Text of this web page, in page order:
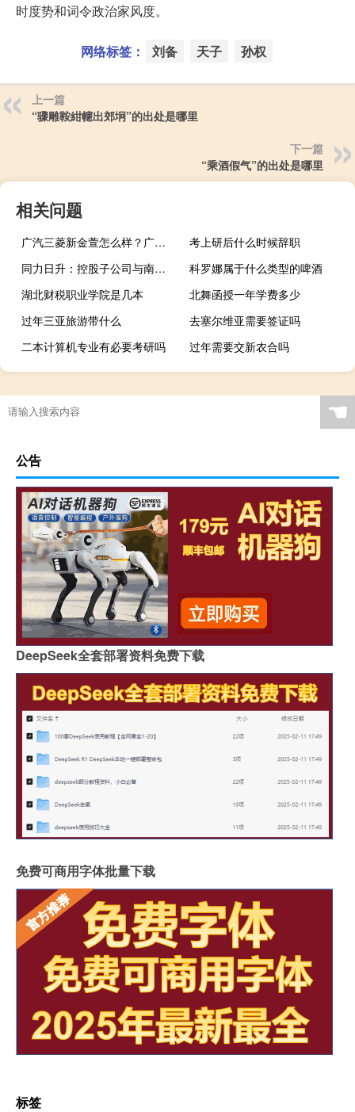
时度势和词令政治家风度。
网络标签： 刘备 天子 孙权
上一篇
“骤雕鞍紺幰出郊坰”的出处是哪里
下一篇
“乘酒假气”的出处是哪里
相关问题
广汽三菱新金萱怎么样？广汽三菱asx报价及图片
考上研后什么时候辞职
同力日升：控股子公司与南方电网调峰调频（广东）储能科技有限公司签订战略合作协议
科罗娜属于什么类型的啤酒
湖北财税职业学院是几本
北舞函授一年学费多少
过年三亚旅游带什么
去塞尔维亚需要签证吗
二本计算机专业有必要考研吗
过年需要交新农合吗
☚
公告
DeepSeek全套部署资料免费下载
免费可商用字体批量下载
标签